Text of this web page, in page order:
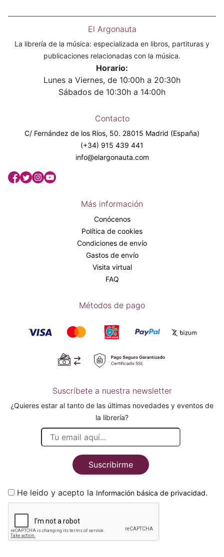
El Argonauta
La librería de la música: especializada en libros, partituras y
publicaciones relacionadas con la música.
Horario:
Lunes a Viernes, de 10:00h a 20:30h
Sábados de 10:30h a 14:00h
Contacto
C/ Fernández de los Ríos, 50. 28015 Madrid (España)
(+34) 915 439 441
info@elargonauta.com
Más información
Conócenos
Política de cookies
Condiciones de envío
Gastos de envío
Visita virtual
FAQ
Métodos de pago
Suscríbete a nuestra newsletter
¿Quieres estar al tanto de las últimas novedades y eventos de
la librería?
Suscribirme
He leido y acepto la Información básica de privacidad.